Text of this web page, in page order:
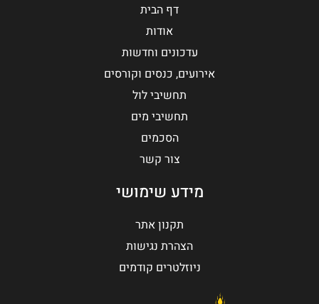
דף הבית
אודות
עדכונים וחדשות
אירועים, כנסים וקורסים
תחשיבי לול
תחשיבי מים
הסכמים
צור קשר
מידע שימושי
תקנון אתר
הצהרת נגישות
ניוזלטרים קודמים